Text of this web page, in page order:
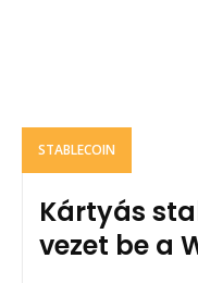
STABLECOIN
Kártyás
vezet be a